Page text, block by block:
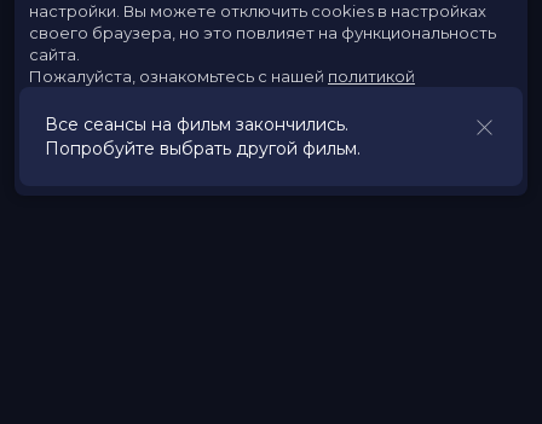
Все сеансы на фильм закончились.
Попробуйте выбрать другой фильм.
настройки. Вы можете отключить cookies в настройках
своего браузера, но это повлияет на функциональность
сайта.
Пожалуйста, ознакомьтесь с нашей политикой
Принять